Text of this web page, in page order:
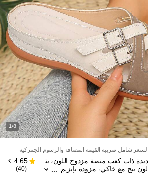
1/8
السعر شامل ضريبة القيمة المضافة والرسوم الجمركية
ذات كعب منصة مزدوج اللون، بت
بيج مع خاكي، مزودة بإبزيم
4.65
(40)